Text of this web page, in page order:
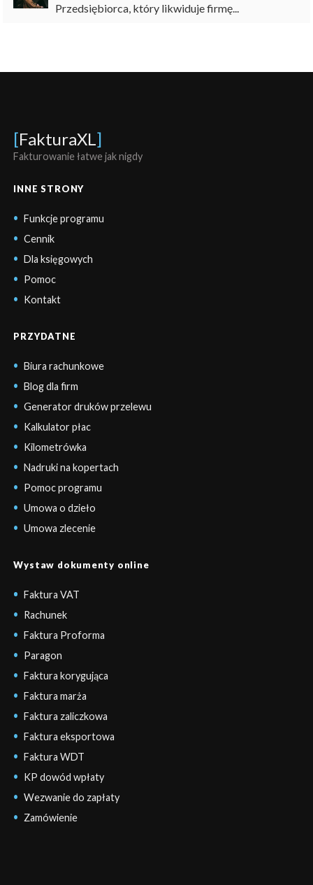
Przedsiębiorca, który likwiduje firmę...
[FakturaXL ]
Fakturowanie łatwe jak nigdy
INNE STRONY
Funkcje programu
Cennik
Dla księgowych
Pomoc
Kontakt
PRZYDATNE
Biura rachunkowe
Blog dla firm
Generator druków przelewu
Kalkulator płac
Kilometrówka
Nadruki na kopertach
Pomoc programu
Umowa o dzieło
Umowa zlecenie
Wystaw dokumenty online
Faktura VAT
Rachunek
Faktura Proforma
Paragon
Faktura korygująca
Faktura marża
Faktura zaliczkowa
Faktura eksportowa
Faktura WDT
KP dowód wpłaty
Wezwanie do zapłaty
Zamówienie